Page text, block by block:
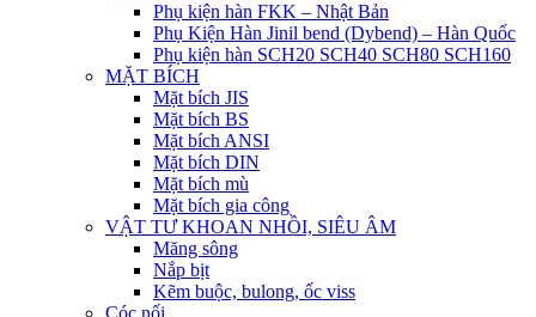
Phụ kiện hàn FKK – Nhật Bản
Phụ Kiện Hàn Jinil bend (Dybend) – Hàn Quốc
Phụ kiện hàn SCH20 SCH40 SCH80 SCH160
MẶT BÍCH
Mặt bích JIS
Mặt bích BS
Mặt bích ANSI
Mặt bích DIN
Mặt bích mù
Mặt bích gia công
VẬT TƯ KHOAN NHỒI, SIÊU ÂM
Măng sông
Nắp bịt
Kẽm buộc, bulong, ốc viss
Cóc nối